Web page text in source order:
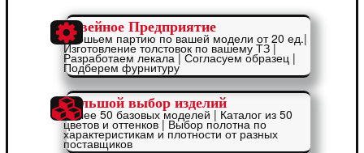
Швейное Предприятие
Отошьем партию по вашей модели от 20 ед.|
Изготовление толстовок по вашему ТЗ |
Разработаем лекала | Согласуем образец |
Подберем фурнитуру
Большой выбор изделий
Более 50 базовых моделей | Каталог из 50
цветов и оттенков | Выбор полотна по
характеристикам и плотности от разных
поставщиков